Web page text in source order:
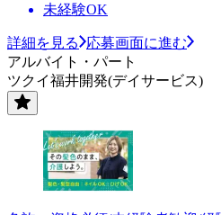
未経験OK
詳細を見る
応募画面に進む
アルバイト・パート
ツクイ福井開発(デイサービス)